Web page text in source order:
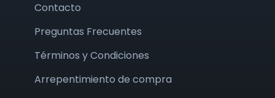
Contacto
Preguntas Frecuentes
Términos y Condiciones
Arrepentimiento de compra